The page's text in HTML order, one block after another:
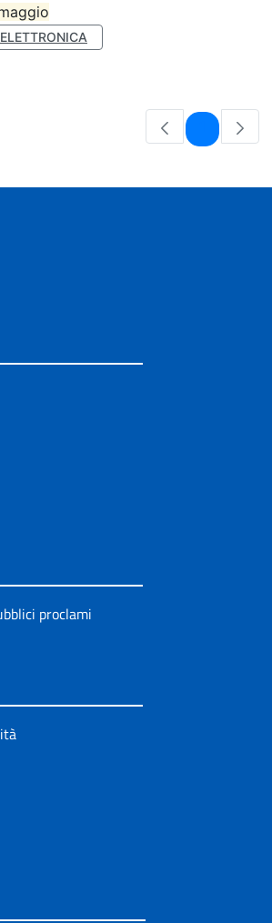
Pagina
proclami